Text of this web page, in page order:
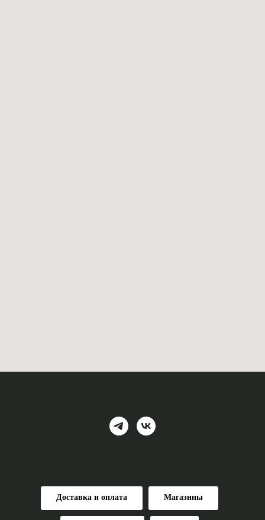
Доставка и оплата Магазины